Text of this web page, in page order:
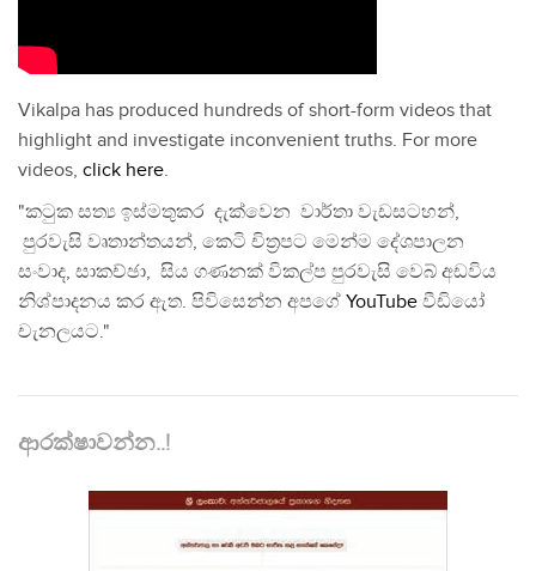
Vikalpa has produced hundreds of short-form videos that
highlight and investigate inconvenient truths. For more
videos, click here.
"කටුක සත්‍ය ඉස්මතුකර දැක්වෙන වාර්තා වැඩසටහන්,
පුරවැසි වෘතාන්තයන්, කෙටි චිත්‍රපට මෙන්ම දේශපාලන
සංවාද, සාකච්ඡා, සිය ගණනක් විකල්ප පුරවැසි වෙබ් අඩවිය
නිශ්පාදනය කර ඇත. පිවිසෙන්න අපගේ YouTube වීඩියෝ
චැනලයට."
ආරක්ෂාවන්න..!